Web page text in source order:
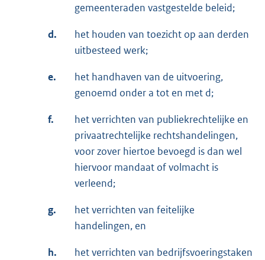
gemeenteraden vastgestelde beleid;
d.
het houden van toezicht op aan derden
uitbesteed werk;
e.
het handhaven van de uitvoering,
genoemd onder a tot en met d;
f.
het verrichten van publiekrechtelijke en
privaatrechtelijke rechtshandelingen,
voor zover hiertoe bevoegd is dan wel
hiervoor mandaat of volmacht is
verleend;
g.
het verrichten van feitelijke
handelingen, en
h.
het verrichten van bedrijfsvoeringstaken